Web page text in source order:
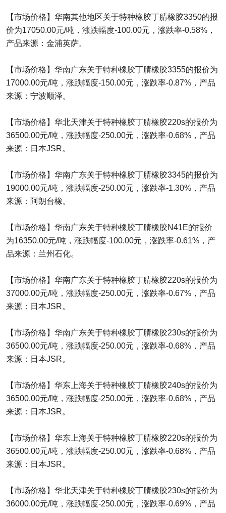
【市场价格】华南其他地区关于特种橡胶丁腈橡胶3350的报
价为17050.00元/吨，涨跌幅度-100.00元，涨跌率-0.58%，
产品来源：金浦英萨。
【市场价格】华南广东关于特种橡胶丁腈橡胶3355的报价为
17000.00元/吨，涨跌幅度-150.00元，涨跌率-0.87%，产品
来源：宁波顺泽。
【市场价格】华北天津关于特种橡胶丁腈橡胶220s的报价为
36500.00元/吨，涨跌幅度-250.00元，涨跌率-0.68%，产品
来源：日本JSR。
【市场价格】华南广东关于特种橡胶丁腈橡胶3345的报价为
19000.00元/吨，涨跌幅度-250.00元，涨跌率-1.30%，产品
来源：阿朗台橡。
【市场价格】华南广东关于特种橡胶丁腈橡胶N41E的报价
为16350.00元/吨，涨跌幅度-100.00元，涨跌率-0.61%，产
品来源：兰州石化。
【市场价格】华南广东关于特种橡胶丁腈橡胶220s的报价为
37000.00元/吨，涨跌幅度-250.00元，涨跌率-0.67%，产品
来源：日本JSR。
【市场价格】华南广东关于特种橡胶丁腈橡胶230s的报价为
36500.00元/吨，涨跌幅度-250.00元，涨跌率-0.68%，产品
来源：日本JSR。
【市场价格】华东上海关于特种橡胶丁腈橡胶240s的报价为
36500.00元/吨，涨跌幅度-250.00元，涨跌率-0.68%，产品
来源：日本JSR。
【市场价格】华东上海关于特种橡胶丁腈橡胶220s的报价为
36500.00元/吨，涨跌幅度-250.00元，涨跌率-0.68%，产品
来源：日本JSR。
【市场价格】华北天津关于特种橡胶丁腈橡胶230s的报价为
36000.00元/吨，涨跌幅度-250.00元，涨跌率-0.69%，产品